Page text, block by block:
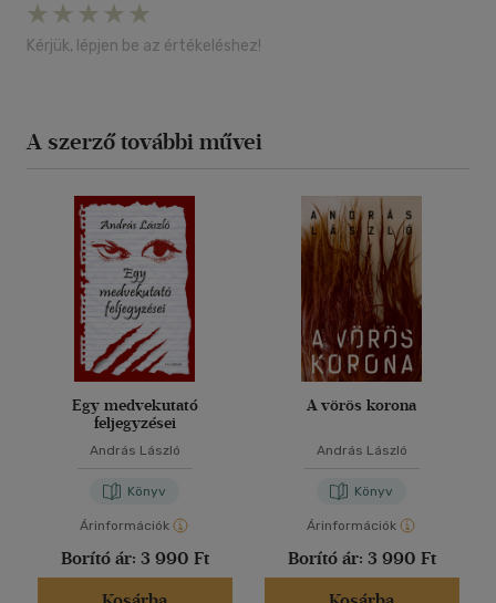
Kérjük, lépjen be az értékeléshez!
A szerző további művei
Egy medvekutató
feljegyzései
András László
Könyv
Árinformációk
Borító ár: 3 990 Ft
A vörös korona
András László
Könyv
Árinformációk
Borító ár: 3 990 Ft